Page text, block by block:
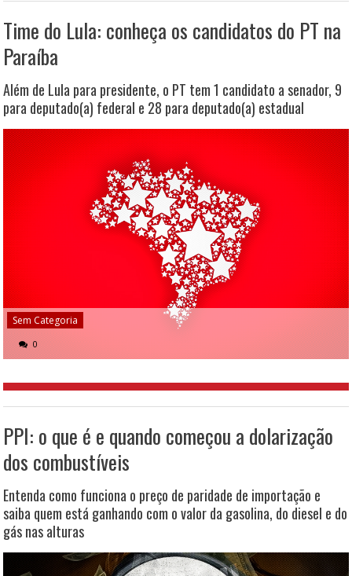
Time do Lula: conheça os candidatos do PT na
Paraíba
Além de Lula para presidente, o PT tem 1 candidato a senador, 9
para deputado(a) federal e 28 para deputado(a) estadual
Sem Categoria
0
PPI: o que é e quando começou a dolarização
dos combustíveis
Entenda como funciona o preço de paridade de importação e
saiba quem está ganhando com o valor da gasolina, do diesel e do
gás nas alturas